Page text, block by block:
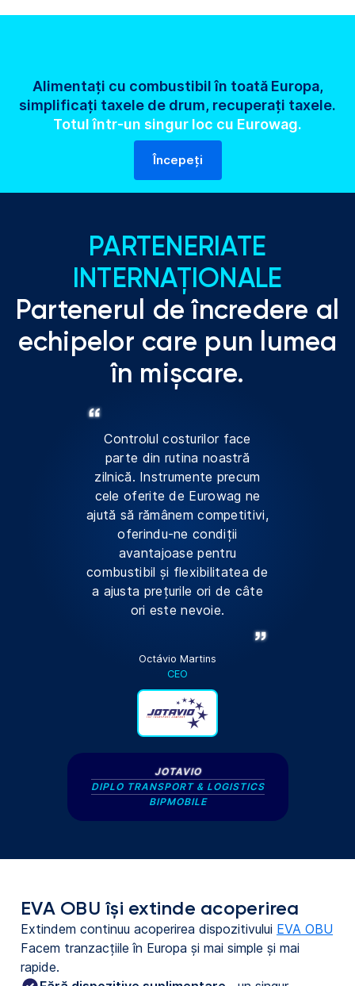
Alimentați cu combustibil în toată Europa,
simplificați taxele de drum, recuperați taxele.
Totul într-un singur loc cu Eurowag.
Începeți
PARTENERIATE
INTERNAȚIONALE
Partenerul de încredere al
echipelor care pun lumea
în mișcare.
Controlul costurilor face
parte din rutina noastră
zilnică. Instrumente precum
cele oferite de Eurowag ne
ajută să rămânem competitivi,
oferindu-ne condiții
avantajoase pentru
combustibil și flexibilitatea de
a ajusta prețurile ori de câte
ori este nevoie.
Octávio Martins
CEO
JOTAVIO
DIPLO TRANSPORT & LOGISTICS
BIPMOBILE
EVA OBU își extinde acoperirea
Extindem continuu acoperirea dispozitivului EVA OBU
Facem tranzacțiile în Europa și mai simple și mai
rapide.